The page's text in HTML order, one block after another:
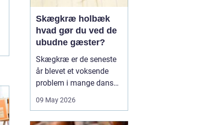
Skægkræ holbæk
hvad gør du ved de
ubudne gæster?
Skægkræ er de seneste
år blevet et voksende
problem i mange danske
undtagelse. De små,
09 May 2026